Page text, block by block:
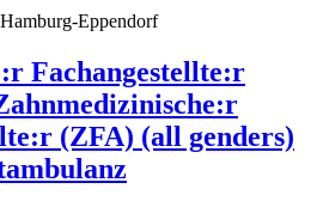
Eppendorf
Fachangestellte:r
(ZFA) (all genders)